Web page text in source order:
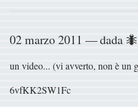
02 marzo 2011 — dada 🐜
un video... (vi avverto, non è un
6vfKK2SW1Fc